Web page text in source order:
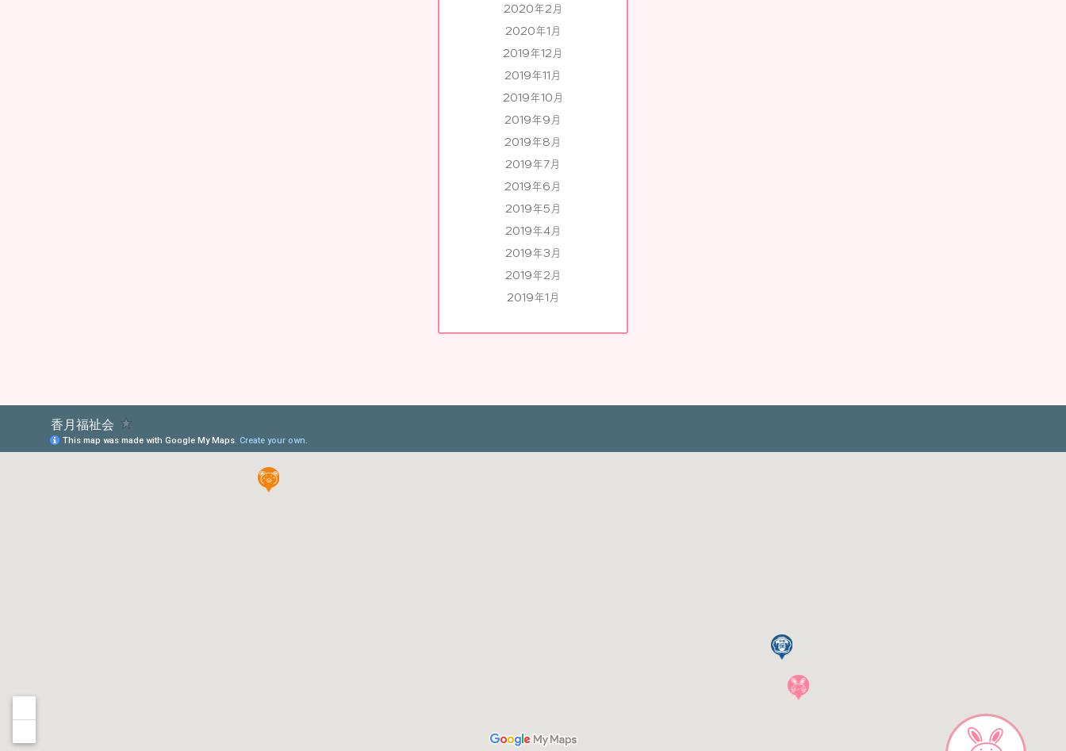
2020年2月
2020年1月
2019年12月
2019年11月
2019年10月
2019年9月
2019年8月
2019年7月
2019年6月
2019年5月
2019年4月
2019年3月
2019年2月
2019年1月